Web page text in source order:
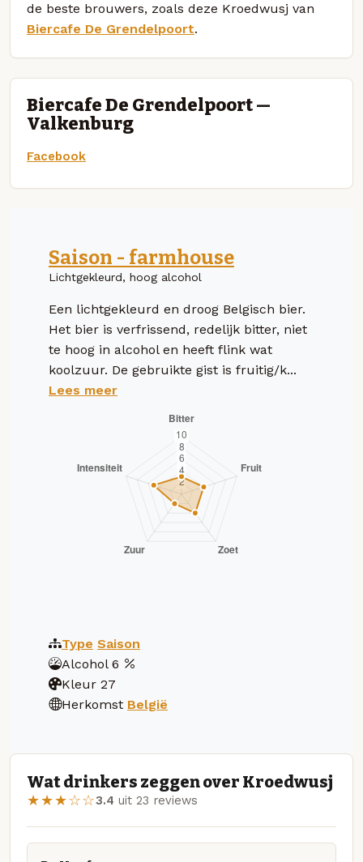
de beste brouwers, zoals deze Kroedwusj van
Biercafe De Grendelpoort.
Biercafe De Grendelpoort —
Valkenburg
Facebook
Saison - farmhouse
Lichtgekleurd, hoog alcohol
Een lichtgekleurd en droog Belgisch bier.
Het bier is verfrissend, redelijk bitter, niet
te hoog in alcohol en heeft flink wat
koolzuur. De gebruikte gist is fruitig/k...
Lees meer
Type Saison
Alcohol 6
Kleur 27
Herkomst België
Wat drinkers zeggen over Kroedwusj
★★★☆☆3.4 uit 23 reviews